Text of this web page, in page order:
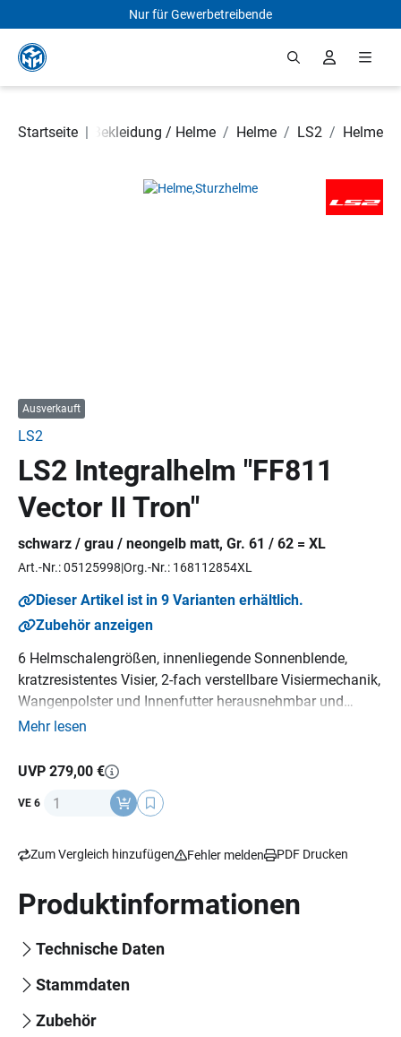
Zum Hauptinhalt springen
Nur für Gewerbetreibende
Startseite |
Rollerteile Bekleidung / Helme / Helme / LS2 / Helme
Bildergalerie überspringen
Ausverkauft
LS2
LS2 Integralhelm "FF811
Vector II Tron"
schwarz / grau / neongelb matt, Gr. 61 / 62 = XL
Art.-Nr.: 05125998 Org.-Nr.: 168112854XL
Dieser Artikel ist in 9 Varianten erhältlich.
Zubehör anzeigen
6 Helmschalengrößen, innenliegende Sonnenblende,
kratzresistentes Visier, 2-fach verstellbare Visiermechanik,
Wangenpolster und Innenfutter herausnehmbar und
waschbar, Rescue-Wangenpolster, Micrometric-
enthalten, Material: HPFC lackiert, Gewicht: 1500 g (+/-
ECE 22-06Norm.
Mehr lesen
UVP 279,00 €
VE 6 Anzahl
Zum Vergleich hinzufügen Fehler melden PDF Drucken
Produktinformationen
Technische Daten
Stammdaten
Zubehör